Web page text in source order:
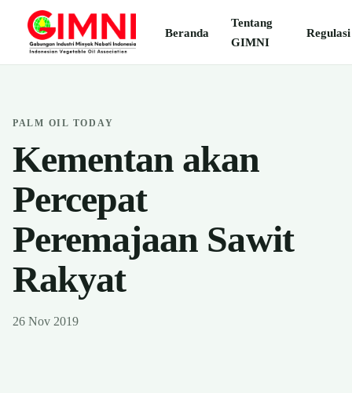
Beranda
Tentang
GIMNI
Regulasi
PALM OIL TODAY
Kementan akan
Percepat
Peremajaan Sawit
Rakyat
26 Nov 2019